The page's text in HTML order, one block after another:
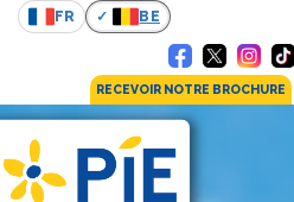
FR BE
RECEVOIR NOTRE BROCHURE